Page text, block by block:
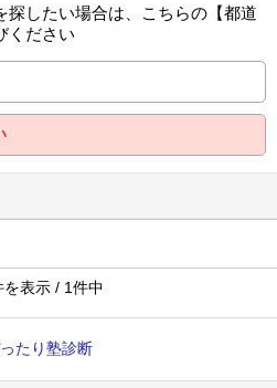
探したい場合は、こちらの【都道
ください
を表示 / 1件中